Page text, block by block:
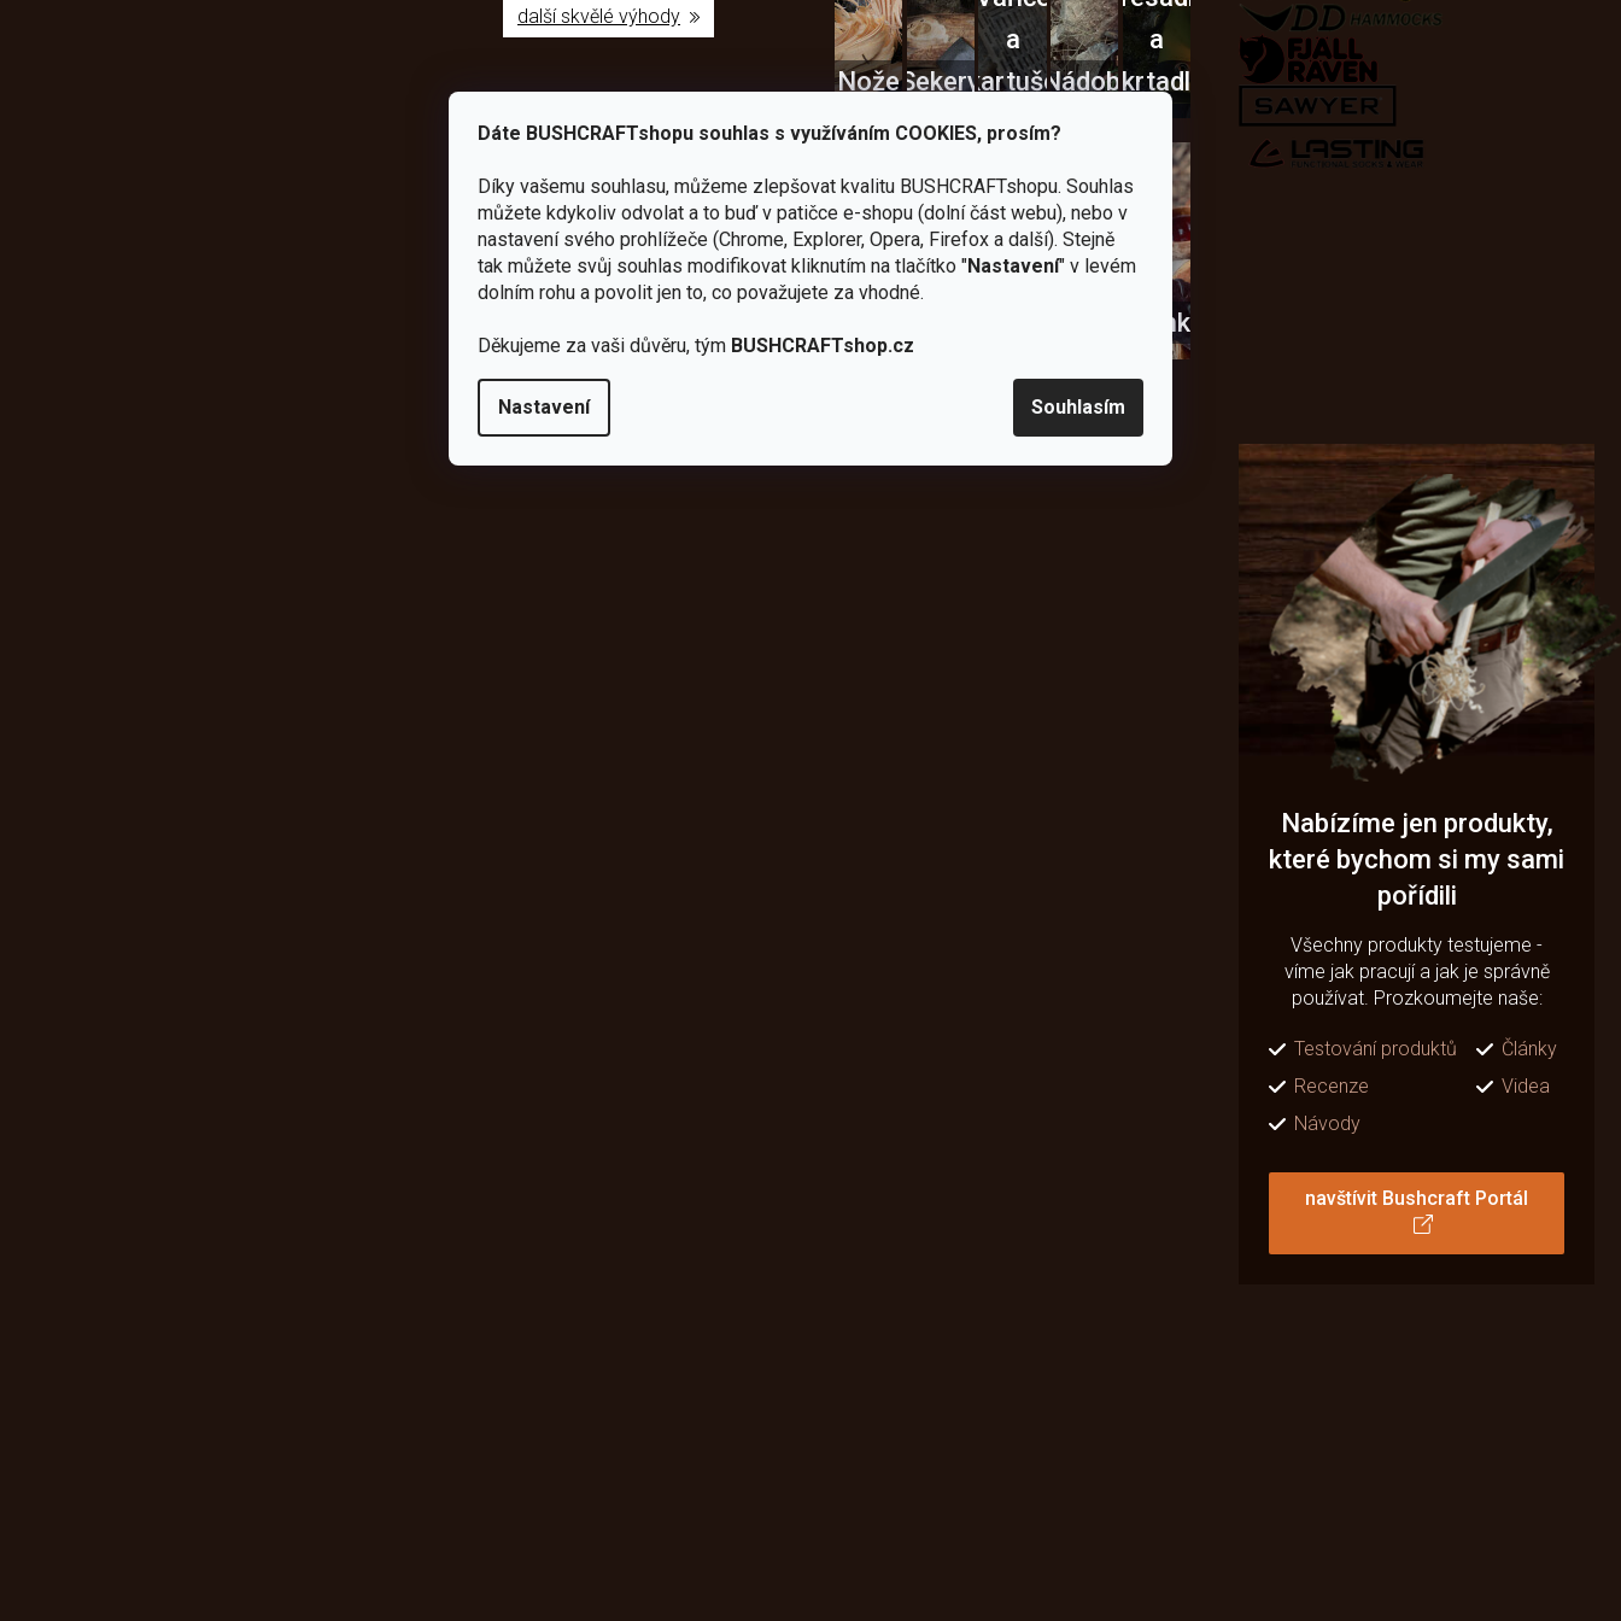
Dáte BUSHCRAFTshopu souhlas s využíváním COOKIES, prosím?
Díky vašemu souhlasu, můžeme zlepšovat kvalitu BUSHCRAFTshopu. Souhlas
můžete kdykoliv odvolat a to buď v patičce e-shopu (dolní část webu), nebo v
nastavení svého prohlížeče (Chrome, Explorer, Opera, Firefox a další). Stejně
tak můžete svůj souhlas modifikovat kliknutím na tlačítko "Nastavení" v levém
dolním rohu a povolit jen to, co považujete za vhodné.
Děkujeme za vaši důvěru, tým BUSHCRAFTshop.cz
Nastavení Souhlasím
další skvělé výhody
NožeSekery
a
kartušeNádobí
a
škrtadla
Celty a
Bundy
a
Novinky
Nabízíme jen produkty,
které bychom si my sami
pořídili
Všechny produkty testujeme -
víme jak pracují a jak je správně
používat. Prozkoumejte naše:
Testování produktů
Články
Recenze
Videa
Návody
navštívit Bushcraft Portál